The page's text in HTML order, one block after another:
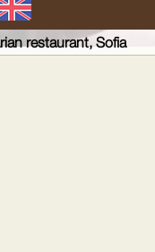
restaurant, Sofia